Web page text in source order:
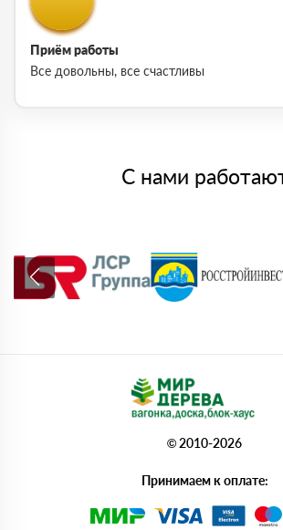
Приём работы
Все довольны, все счастливы
С нами
© 2010-2026
Принимаем к оплате: